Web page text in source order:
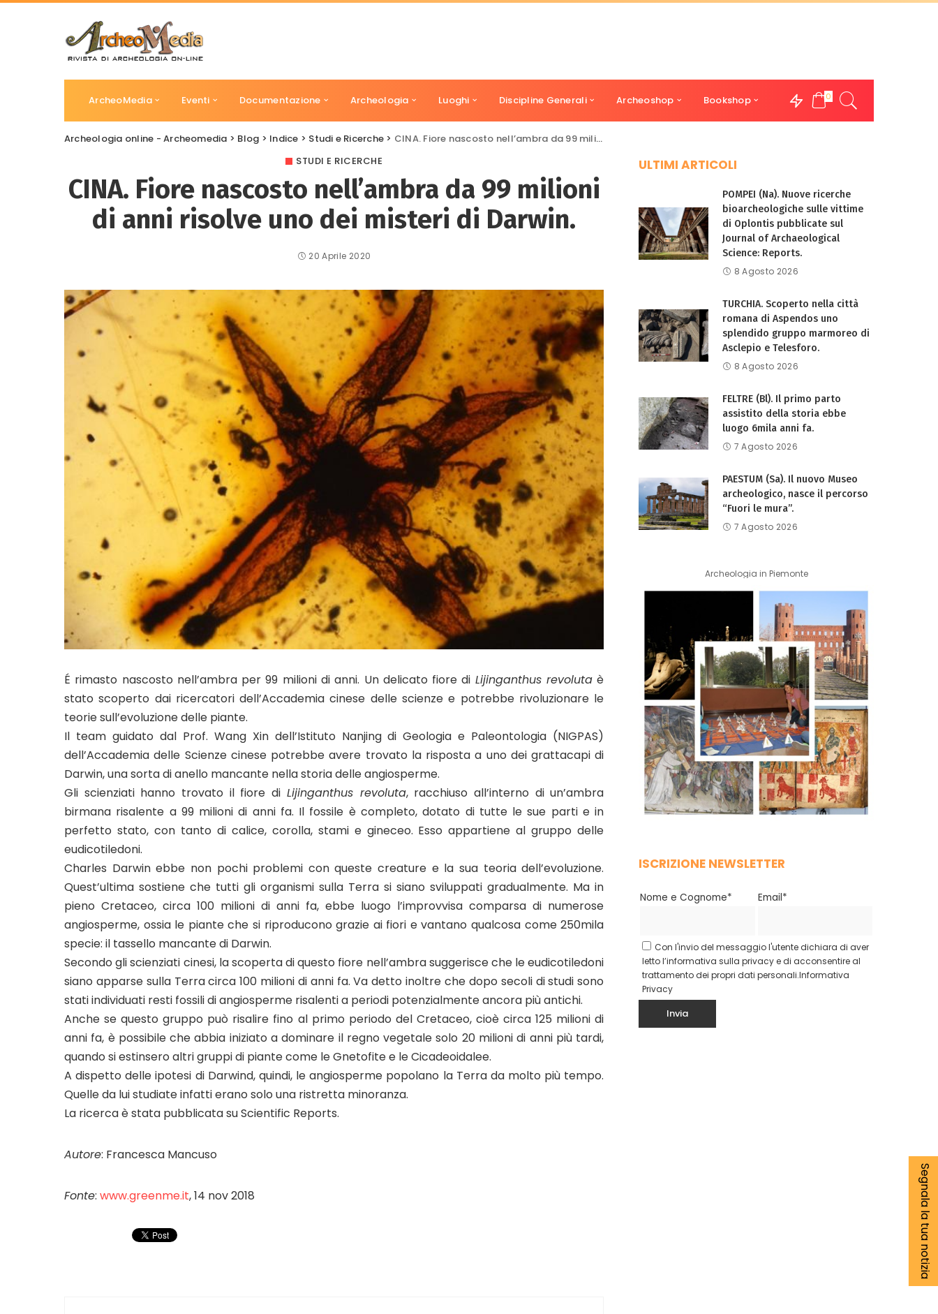
ArcheoMedia Eventi Documentazione Archeologia Luoghi Discipline Generali Archeoshop Bookshop 0
Archeologia online - Archeomedia > Blog > Indice > Studi e Ricerche > CINA. Fiore nascosto nell’ambra da 99 milioni di anni risolve uno dei misteri di Darwin.
STUDI E RICERCHE
CINA. Fiore nascosto nell’ambra da 99 milioni
di anni risolve uno dei misteri di Darwin.
20 Aprile 2020
É rimasto nascosto nell’ambra per 99 milioni di anni. Un delicato fiore di Lijinganthus revolutaè
stato scoperto dai ricercatori dell’Accademia cinese delle scienze e potrebbe rivoluzionare le
teorie sull’evoluzione delle piante.
Il team guidato dal Prof. Wang Xin dell’Istituto Nanjing di Geologia e Paleontologia (NIGPAS)
dell’Accademia delle Scienze cinese potrebbe avere trovato la risposta a uno dei grattacapi di
Darwin, una sorta di anello mancante nella storia delle angiosperme.
Gli scienziati hanno trovato il fiore di Lijinganthus revoluta, racchiuso all’interno di un’ambra
birmana risalente a 99 milioni di anni fa. Il fossile è completo, dotato di tutte le sue parti e in
perfetto stato, con tanto di calice, corolla, stami e gineceo. Esso appartiene al gruppo delle
eudicotiledoni.
Charles Darwin ebbe non pochi problemi con queste creature e la sua teoria dell’evoluzione.
Quest’ultima sostiene che tutti gli organismi sulla Terra si siano sviluppati gradualmente. Ma in
pieno Cretaceo, circa 100 milioni di anni fa, ebbe luogo l’improvvisa comparsa di numerose
angiosperme, ossia le piante che si riproducono grazie ai fiori e vantano qualcosa come 250mila
specie: il tassello mancante di Darwin.
Secondo gli scienziati cinesi, la scoperta di questo fiore nell’ambra suggerisce che le eudicotiledoni
siano apparse sulla Terra circa 100 milioni di anni fa. Va detto inoltre che dopo secoli di studi sono
stati individuati resti fossili di angiosperme risalenti a periodi potenzialmente ancora più antichi.
Anche se questo gruppo può risalire fino al primo periodo del Cretaceo, cioè circa 125 milioni di
anni fa, è possibile che abbia iniziato a dominare il regno vegetale solo 20 milioni di anni più tardi,
quando si estinsero altri gruppi di piante come le Gnetofite e le Cicadeoidalee.
A dispetto delle ipotesi di Darwind, quindi, le angiosperme popolano la Terra da molto più tempo.
Quelle da lui studiate infatti erano solo una ristretta minoranza.
La ricerca è stata pubblicata su Scientific Reports.
Autore: Francesca Mancuso
Fonte: www.greenme.it, 14 nov 2018
ULTIMI ARTICOLI
POMPEI (Na). Nuove ricerche
bioarcheologiche sulle vittime
di Oplontis pubblicate sul
Journal of Archaeological
Science: Reports.
8 Agosto 2026
TURCHIA. Scoperto nella città
romana di Aspendos uno
splendido gruppo marmoreo di
Asclepio e Telesforo.
8 Agosto 2026
FELTRE (Bl). Il primo parto
assistito della storia ebbe
luogo 6mila anni fa.
7 Agosto 2026
PAESTUM (Sa). Il nuovo Museo
archeologico, nasce il percorso
“Fuori le mura”.
7 Agosto 2026
Archeologia in Piemonte
ISCRIZIONE NEWSLETTER
Nome e Cognome* Email*
Con l'invio del messaggio l'utente dichiara di aver
letto l’informativa sulla privacy e di acconsentire al
trattamento dei propri dati personali.Informativa
Privacy
Segnala la tua notizia